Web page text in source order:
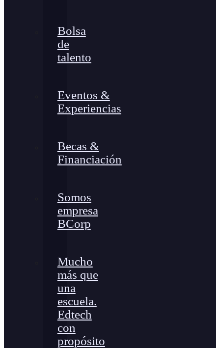
Bolsa
de
talento
Eventos &
Experiencias
Becas &
Financiación
Somos
empresa
BCorp
Mucho
más que
una
escuela.
Edtech
con
propósito